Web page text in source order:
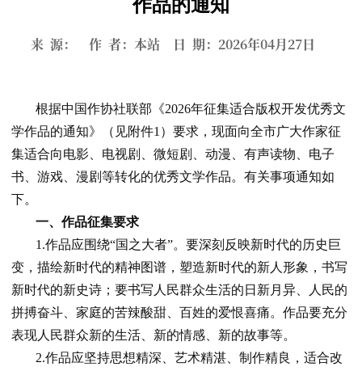
作品的通知
来 源： 作 者：本站 日 期：2026年04月27日
根据中国作协社联部《2026年征集适合版权开发优秀文
学作品的通知》（见附件1）要求，现面向全市广大作家征
集适合向电影、电视剧、微短剧、动漫、有声读物、电子
书、游戏、漫剧等转化的优秀文学作品。有关事项通知如
下。
一、作品征集要求
1.作品应围绕“国之大者”。要深刻反映新时代的历史巨
变，描绘新时代的精神图谱，塑造新时代的新人形象，书写
新时代的新史诗；要书写人民群众生活的日新月异、人民的
拼搏奋斗、家庭的苦辣酸甜、百姓的爱恨喜痛。作品要充分
表现人民群众新的生活、新的情感、新的故事等。
2.作品应坚持思想精深、艺术精湛、制作精良，适合改